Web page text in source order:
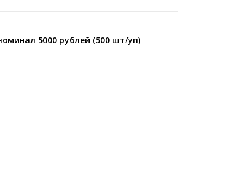
5000 рублей (500 шт/уп)